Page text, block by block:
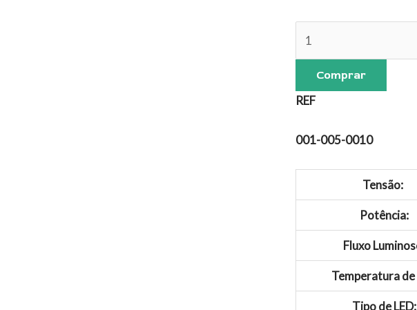
Comprar
REF
001-005-0010
Tensão:
Potência:
Fluxo
Temperatura de
Tipo de LED: